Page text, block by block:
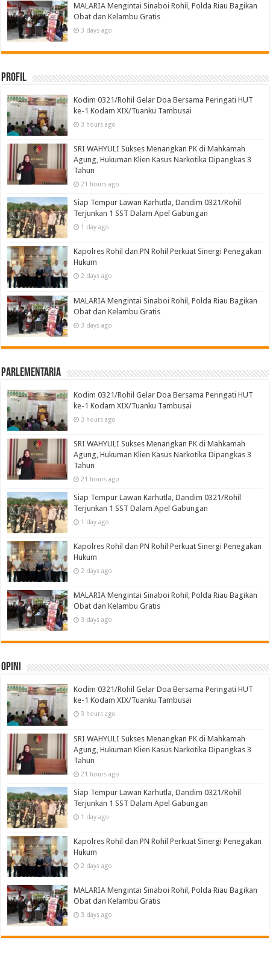
MALARIA Mengintai Sinaboi Rohil, Polda Riau Bagikan
Obat dan Kelambu Gratis
3 days ago
Profil
Kodim 0321/Rohil Gelar Doa Bersama Peringati HUT
ke-1 Kodam XIX/Tuanku Tambusai
3 hours ago
SRI WAHYULI Sukses Menangkan PK di Mahkamah
Agung, Hukuman Klien Kasus Narkotika Dipangkas 3
Tahun
21 hours ago
Siap Tempur Lawan Karhutla, Dandim 0321/Rohil
Terjunkan 1 SST Dalam Apel Gabungan
1 day ago
Kapolres Rohil dan PN Rohil Perkuat Sinergi Penegakan
Hukum
2 days ago
MALARIA Mengintai Sinaboi Rohil, Polda Riau Bagikan
Obat dan Kelambu Gratis
3 days ago
Parlementaria
Kodim 0321/Rohil Gelar Doa Bersama Peringati HUT
ke-1 Kodam XIX/Tuanku Tambusai
3 hours ago
SRI WAHYULI Sukses Menangkan PK di Mahkamah
Agung, Hukuman Klien Kasus Narkotika Dipangkas 3
Tahun
21 hours ago
Siap Tempur Lawan Karhutla, Dandim 0321/Rohil
Terjunkan 1 SST Dalam Apel Gabungan
1 day ago
Kapolres Rohil dan PN Rohil Perkuat Sinergi Penegakan
Hukum
2 days ago
MALARIA Mengintai Sinaboi Rohil, Polda Riau Bagikan
Obat dan Kelambu Gratis
3 days ago
Opini
Kodim 0321/Rohil Gelar Doa Bersama Peringati HUT
ke-1 Kodam XIX/Tuanku Tambusai
3 hours ago
SRI WAHYULI Sukses Menangkan PK di Mahkamah
Agung, Hukuman Klien Kasus Narkotika Dipangkas 3
Tahun
21 hours ago
Siap Tempur Lawan Karhutla, Dandim 0321/Rohil
Terjunkan 1 SST Dalam Apel Gabungan
1 day ago
Kapolres Rohil dan PN Rohil Perkuat Sinergi Penegakan
Hukum
2 days ago
MALARIA Mengintai Sinaboi Rohil, Polda Riau Bagikan
Obat dan Kelambu Gratis
3 days ago